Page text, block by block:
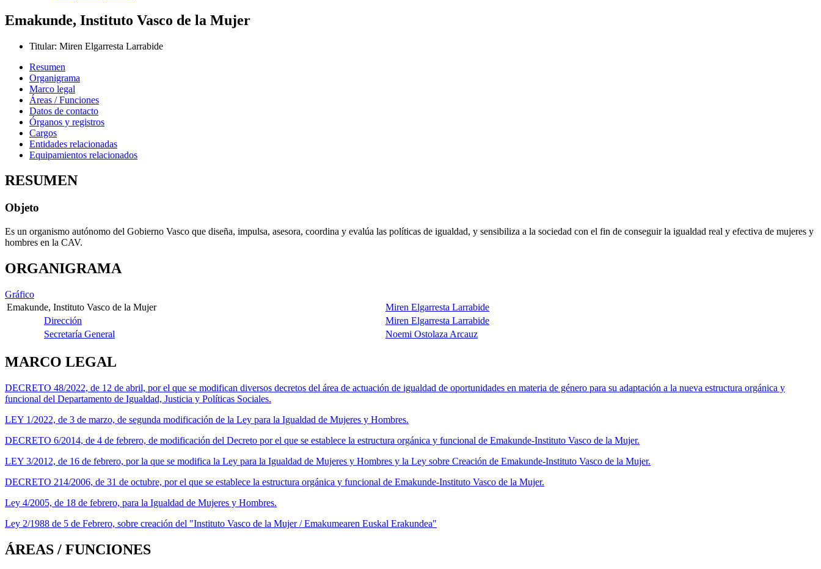
Emakunde, Instituto Vasco de la Mujer
Titular: Miren Elgarresta Larrabide
Resumen
Organigrama
Marco legal
Áreas / Funciones
Datos de contacto
Órganos y registros
Cargos
Entidades relacionadas
Equipamientos relacionados
RESUMEN
Objeto
Es un organismo autónomo del Gobierno Vasco que diseña, impulsa, asesora, coordina y evalúa las políticas de igualdad, y sensibiliza a la sociedad con el fin de conseguir la igualdad real y efectiva de mujeres y
hombres en la CAV.
ORGANIGRAMA
Gráfico
Emakunde, Instituto Vasco de la Mujer
Miren Elgarresta Larrabide
Dirección
Miren Elgarresta Larrabide
Secretaría General
Noemi Ostolaza Arcauz
MARCO LEGAL
DECRETO 48/2022, de 12 de abril, por el que se modifican diversos decretos del área de actuación de igualdad de oportunidades en materia de género para su adaptación a la nueva estructura orgánica y
funcional del Departamento de Igualdad, Justicia y Políticas Sociales.
LEY 1/2022, de 3 de marzo, de segunda modificación de la Ley para la Igualdad de Mujeres y Hombres.
DECRETO 6/2014, de 4 de febrero, de modificación del Decreto por el que se establece la estructura orgánica y funcional de Emakunde-Instituto Vasco de la Mujer.
LEY 3/2012, de 16 de febrero, por la que se modifica la Ley para la Igualdad de Mujeres y Hombres y la Ley sobre Creación de Emakunde-Instituto Vasco de la Mujer.
DECRETO 214/2006, de 31 de octubre, por el que se establece la estructura orgánica y funcional de Emakunde-Instituto Vasco de la Mujer.
Ley 4/2005, de 18 de febrero, para la Igualdad de Mujeres y Hombres.
Ley 2/1988 de 5 de Febrero, sobre creación del "Instituto Vasco de la Mujer / Emakumearen Euskal Erakundea"
ÁREAS / FUNCIONES